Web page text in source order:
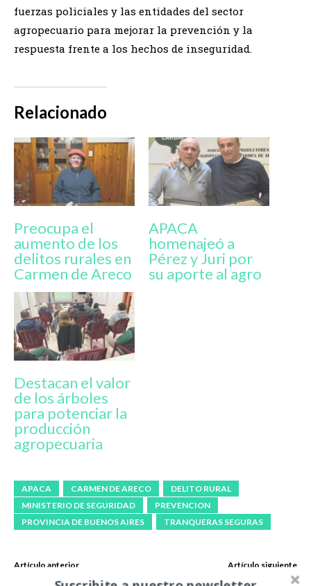
fuerzas policiales y las entidades del sector
agropecuario para mejorar la prevención y la
respuesta frente a los hechos de inseguridad.
Relacionado
Preocupa el
aumento de los
delitos rurales en
Carmen de Areco
APACA
homenajeó a
Pérez y Juri por
su aporte al agro
Destacan el valor
de los árboles
para potenciar la
producción
agropecuaria
APACA CARMEN DE ARECO
DELITO RURAL
MINISTERIO DE SEGURIDAD
PREVENCION
PROVINCIA DE BUENOS AIRES
TRANQUERAS SEGURAS
Artículo anterior
El arraigo, eje central para
Artículo siguiente
Iraeta destacó el buen